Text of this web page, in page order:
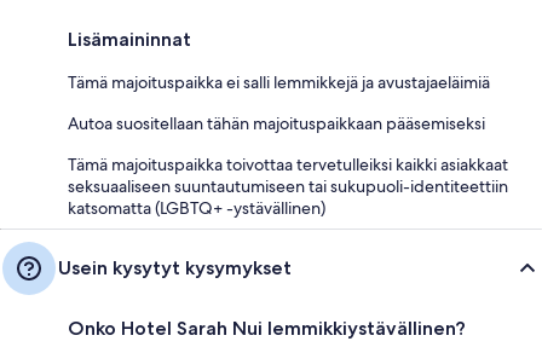
Lisämaininnat
Tämä majoituspaikka ei salli lemmikkejä ja avustajaeläimiä
Autoa suositellaan tähän majoituspaikkaan pääsemiseksi
Tämä majoituspaikka toivottaa tervetulleiksi kaikki asiakkaat
seksuaaliseen suuntautumiseen tai sukupuoli-identiteettiin
katsomatta (LGBTQ+ -ystävällinen)
Usein kysytyt kysymykset
Onko Hotel Sarah Nui lemmikkiystävällinen?